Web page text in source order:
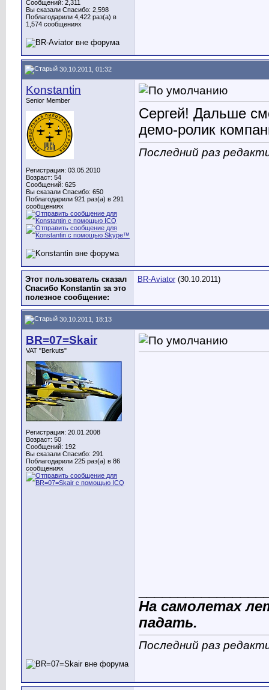
Сообщений: 2,311
Вы сказали Спасибо: 2,598
Поблагодарили 4,422 раз(а) в
1,574 сообщениях
30.10.2011, 01:32
Konstantin
Senior Member
Регистрация: 03.05.2010
Возраст: 54
Сообщений: 625
Вы сказали Спасибо: 650
Поблагодарили 921 раз(а) в 291
сообщениях
Сергей! Дальше
демо-ролик
Последний раз
Этот пользователь сказал
Спасибо Konstantin за это
полезное сообщение:
BR-Aviator (30.10.2011)
30.10.2011, 18:13
BR=07=Skair
VAT "Berkuts"
Регистрация: 20.01.2008
Возраст: 50
Сообщений: 192
Вы сказали Спасибо: 291
Поблагодарили 225 раз(а) в 86
сообщениях
На самолетах
падать.
Последний раз